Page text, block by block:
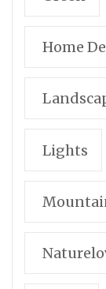
Home
Lights